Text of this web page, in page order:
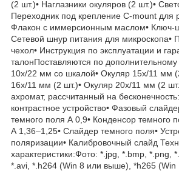
(2 шт.)• Наглазники окуляров (2 шт.)•
Переходник под крепление C-mount для
Флакон с иммерсионным маслом• Ключ-
Сетевой шнур питания для микроскопа•
чехол• Инструкция по эксплуатации и
талонПоставляются по дополнительному
10х/22 мм со шкалой• Окуляр 15х/11 мм
16х/11 мм (2 шт.)• Окуляр 20х/11 мм (2
ахромат, рассчитанный на
контрастное устройство• Фазовый
темного поля А 0,9• Конденсор темного
А 1,36–1,25• Слайдер темного поля•
поляризации• Калибровочный слайд
характеристики:Фото: *.jpg, *.bmp, *.png,
*.avi, *.h264 (Win 8 или выше), *h265 (Win